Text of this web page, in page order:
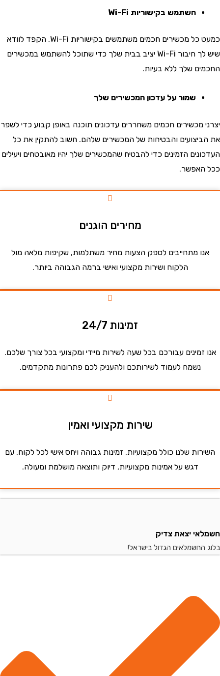
השתמש בקישוריות Wi-Fi
כמעט כל מכשירים חכמים משתמשים בקישוריות Wi-Fi. הקפד לוודא
שיש לך חיבור Wi-Fi יציב בבית שלך כדי שתוכל להשתמש במכשירים
שלך ללא בעיות.
שמור על עדכון המכשירים שלך
מכשירים חכמים משחררים עדכונים תוכנה באופן קבוע כדי לשפר
והבטיחות של המכשירים שלהם. חשוב להתקין את כל
הזמינים כדי להבטיח שהמכשירים שלך יהיו מאובטחים ויעילים
מחירים הוגנים
מתחייבים לספק הצעות מחיר משתלמות, שקיפות מלאה מול
הלקוח ושירות מקצועי ואישי ברמה הגבוהה ביותר.
זמינות 24/7
עבורכם בכל שעה לשירות מיידי ומקצועי בכל צורך שלכם.
נשמח לעמוד לשירותכם ולהעניק לכם פתרונות מתקדמים.
שירות מקצועי ואמין
שלנו כולל מקצועיות, זמינות גבוהה ויחס אישי לכל לקוח, עם
דגש על אמינות מקצועיות, דיוק ותוצאה מושלמת ומעולה.
יצאת צדיק
הגדול בישראל!